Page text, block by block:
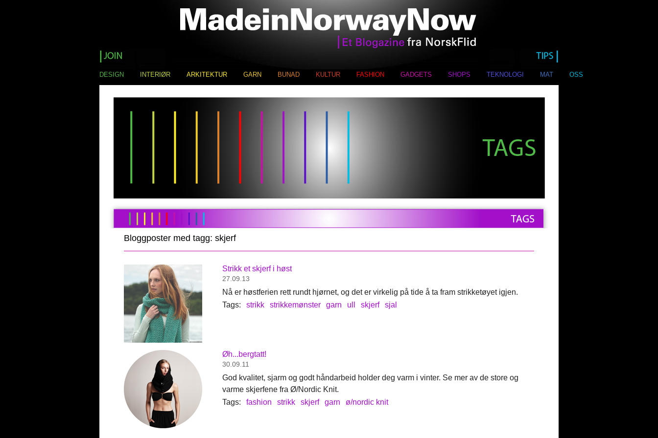
DESIGN INTERIØR ARKITEKTUR GARN BUNAD KULTUR FASHION GADGETS SHOPS TEKNOLOGI MAT OSS
Bloggposter med tagg: skjerf
Strikk et skjerf i høst
27.09.13
Nå er høstferien rett rundt hjørnet, og det er virkelig på tide å ta fram strikketøyet igjen.
Tags:
strikk strikkemønster garn ull skjerf sjal
Øh...bergtatt!
30.09.11
God kvalitet, sjarm og godt håndarbeid holder deg varm i vinter. Se mer av de store og
varme skjerfene fra Ø/Nordic Knit.
Tags:
fashion strikk skjerf garn ø/nordic knit